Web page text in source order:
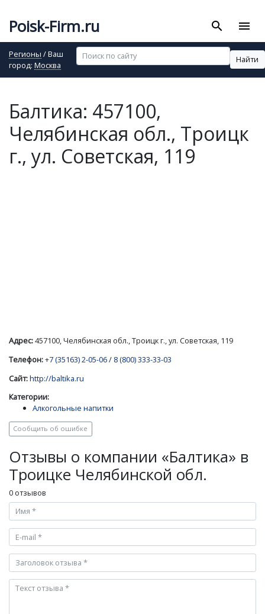
Poisk-Firm.ru search menu
Регионы / Ваш
город: Москва
Найти
Балтика: 457100,
Челябинская обл., Троицк
г., ул. Советская, 119
Адрес:457100, Челябинская обл., Троицк г., ул. Советская, 119
Телефон:+7 (35163) 2-05-06/ 8 (800) 333-33-03
Сайт:http://baltika.ru
Категории:
Алкогольные напитки
Сообщить об ошибке
Отзывы о компании «Балтика» в
Троицке Челябинской обл.
0 отзывов